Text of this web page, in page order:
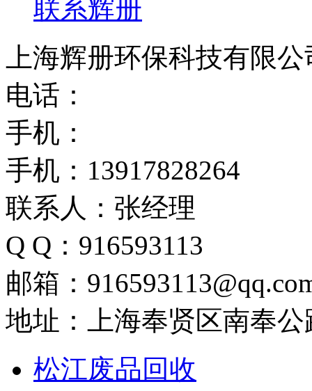
联系辉册
上海辉册环保科技有限公
电话：
手机：
手机：13917828264
联系人：张经理
Q Q：916593113
邮箱：
地址：上海奉贤区南奉公
松江废品回收